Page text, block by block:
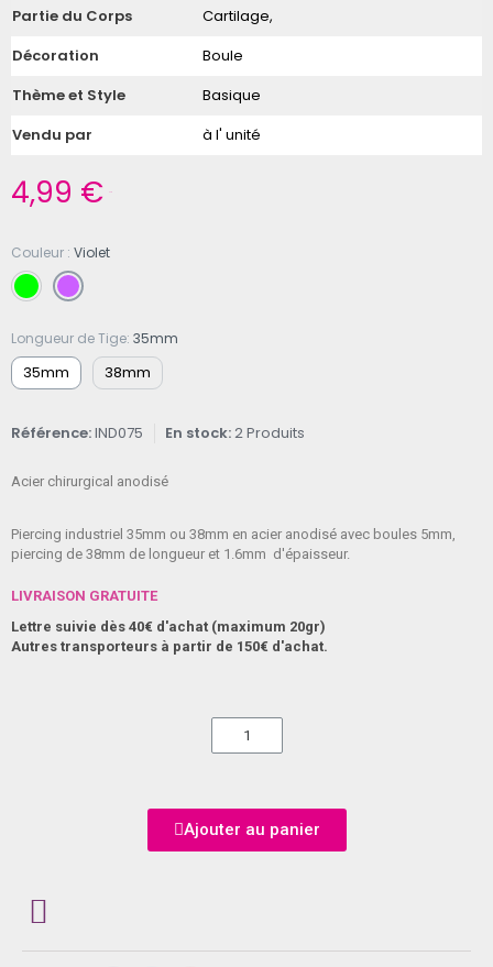
Partie du Corps
Cartilage,
Décoration
Boule
Thème et Style
Basique
Vendu par
à l' unité
4,99 €
Couleur Violet
Longueur de Tige 35mm
35mm 38mm
Référence IND075 En stock 2 Produits
Acier chirurgical anodisé
Piercing industriel 35mm ou 38mm en acier anodisé avec boules 5mm,
piercing de 38mm de longueur et 1.6mm d'épaisseur.
LIVRAISON GRATUITE
Lettre suivie dès 40€ d'achat (maximum 20gr)
Autres transporteurs à partir de 150€ d'achat.
Ajouter au panier